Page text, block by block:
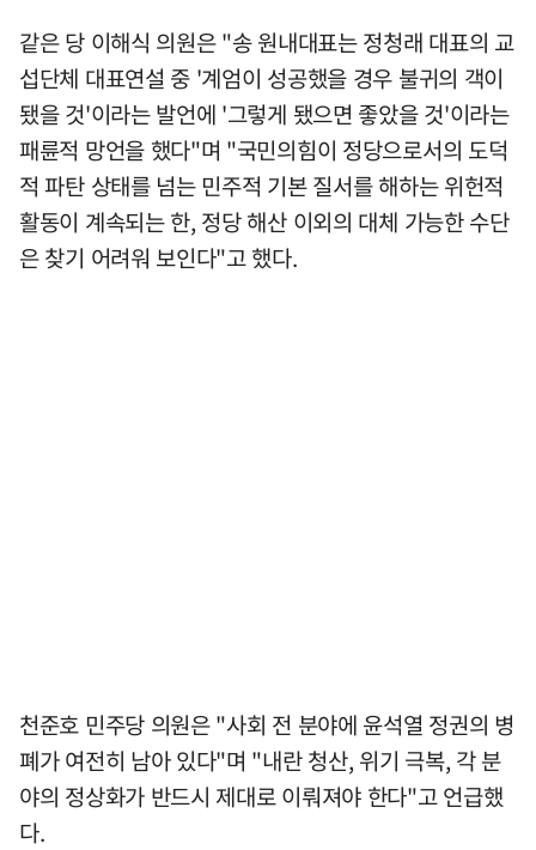
같은 당 이해식 의원은 "송 원내대표는 정청래 대표의 교
섭단체 대표연설 중 '계엄이 성공했을 경우 불귀의 객이
됐을 것'이라는 발언에 '그렇게 됐으면 좋았을 것'이라는
패륜적 망언을 했다"며 "국민의힘이 정당으로서의 도덕
적 파탄 상태를 넘는 민주적 기본 질서를 해하는 위헌적
활동이 계속되는 한, 정당 해산 이외의 대체 가능한 수단
은 찾기 어려워 보인다"고 했다.
천준호 민주당 의원은 "사회 전 분야에 윤석열 정권의 병
폐가 여전히 남아 있다"며 "내란 청산, 위기 극복, 각 분
야의 정상화가 반드시 제대로 이뤄져야 한다"고 언급했
다.